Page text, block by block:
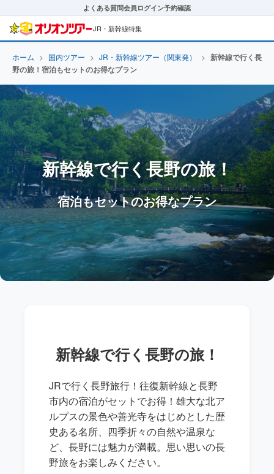
よくある質問会員ログイン予約確認
JR・新幹線特集
ホーム > 国内ツアー > JR・新幹線ツアー（関東発） > 新幹線で行く長
野の旅！宿泊もセットのお得なプラン
新幹線で行く長野の旅！
宿泊もセットのお得なプラン
新幹線で行く長野の旅！
JRで行く長野旅行！往復新幹線と長野
市内の宿泊がセットでお得！雄大な北ア
ルプスの景色や善光寺をはじめとした歴
史ある名所、四季折々の自然や温泉な
ど、長野には魅力が満載。思い思いの長
野旅をお楽しみください。